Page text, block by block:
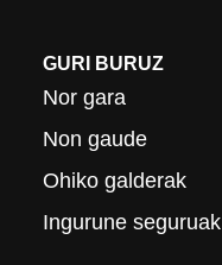
GURI BURUZ
Nor gara
Non gaude
Ohiko galderak
Ingurune seguruak